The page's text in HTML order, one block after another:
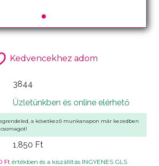
Kedvencekhez adom
3844
Üzletünkben és online elérhető
a következő munkanapon már kezedben
1,850 Ft
Ft értékben és a kiszállítás INGYENES GLS